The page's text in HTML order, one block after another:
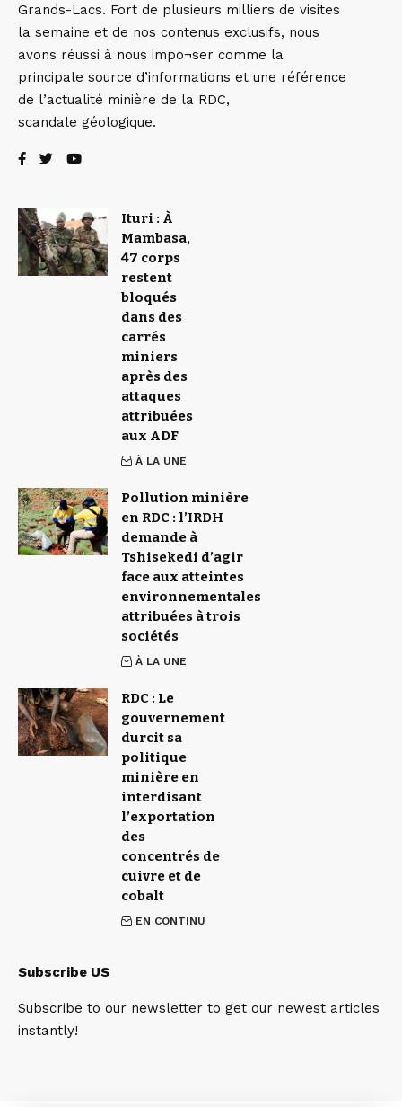
Grands-Lacs. Fort de plusieurs milliers de visites
la semaine et de nos contenus exclusifs, nous
avons réussi à nous impo¬ser comme la
principale source d’informations et une référence
de l’actualité minière de la RDC,
scandale géologique.
Ituri : À
Mambasa,
47 corps
restent
bloqués
dans des
carrés
miniers
après des
attaques
attribuées
aux ADF
À LA UNE
Pollution minière
en RDC : l’IRDH
demande à
Tshisekedi d’agir
face aux atteintes
environnementales
attribuées à trois
sociétés
À LA UNE
RDC : Le
gouvernement
durcit sa
politique
minière en
interdisant
l’exportation
des
concentrés de
cuivre et de
cobalt
EN CONTINU
Subscribe US
Subscribe to our newsletter to get our newest articles
instantly!